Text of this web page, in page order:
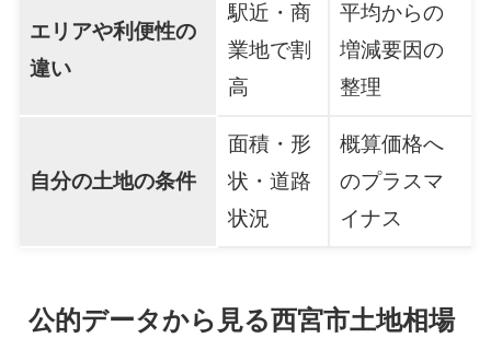
エリアや利便性の
違い
駅近・商
業地で割
高
平均からの
増減要因の
整理
自分の土地の条件
面積・形
状・道路
状況
概算価格へ
のプラスマ
イナス
公的データから見る西宮市土地相場